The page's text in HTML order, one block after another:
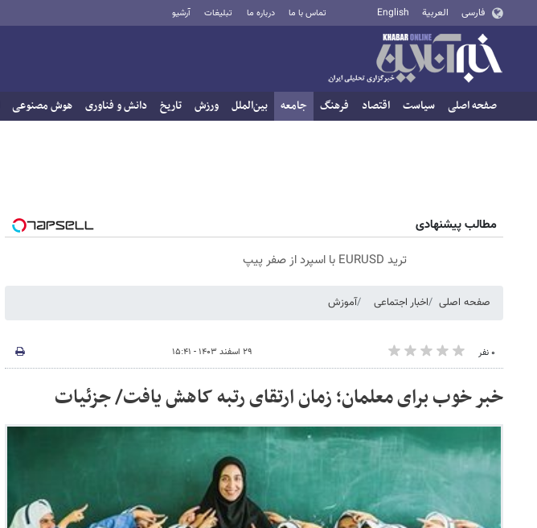
فارسی العربية English تماس با ما درباره ما تبلیغات آرشیو
صفحه اصلی سیاست اقتصاد فرهنگ جامعه بین‌الملل ورزش تاریخ دانش و فناوری هوش مصنوعی
مطالب پیشنهادی
ترید EURUSD با اسپرد از صفر پیپ
صفحه اصلی اخبار اجتماعی آموزش
۰ نفر ۲۹ اسفند ۱۴۰۳ - ۱۵:۴۱
خبر خوب برای معلمان؛ زمان ارتقای رتبه کاهش یافت/ جزئیات